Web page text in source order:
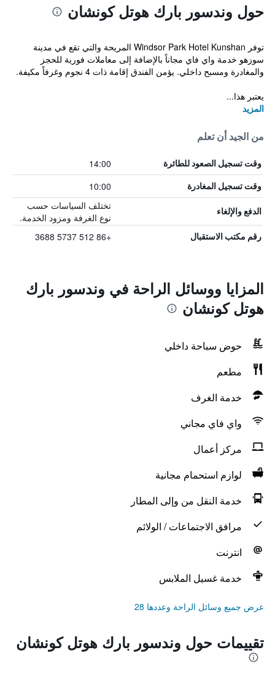
حول وندسور بارك هوتل كونشان
توفر Windsor Park Hotel Kunshan المريحة والتي تقع في مدينة
سوزهو خدمة واي فاي مجاناً بالإضافة إلى معاملات فورية للحجز
والمغادرة ومسبح داخلي. يؤمن الفندق إقامة ذات 4 نجوم وغرفاً مكيفة.
يعتبر هذا...
المزيد
من الجيد أن تعلم
وقت تسجيل الصعود للطائرة 14:00
وقت تسجيل المغادرة 10:00
الدفع والإلغاء
تختلف السياسات حسب
نوع الغرفة ومزود الخدمة.
رقم مكتب الاستقبال +86 512 5737 3688
المزايا ووسائل الراحة في وندسور بارك
هوتل كونشان
حوض سباحة داخلي
مطعم
خدمة الغرف
واي فاي مجاني
مركز أعمال
لوازم استحمام مجانية
خدمة النقل من وإلى المطار
مرافق الاجتماعات / الولائم
انترنت
خدمة غسيل الملابس
عرض جميع وسائل الراحة وعددها 28
تقييمات حول وندسور بارك هوتل كونشان